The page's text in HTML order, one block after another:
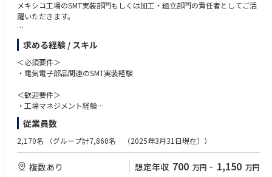
製造業において、EMSの存在価値は年々高まっており、今後も拡大が見込
まれている成長市場です。
弊社においても、海外EMS事業は重要戦略に置かれており、モノづくりの
最前線でご活躍いただきます。
●ローカルと一緒に仕事をすることができる
日本では経験できないようなローカルな環境で、現地スタッフとモノづく
りに関わるやりがいを感じることができます。
●若いうちから海外で挑戦できる
若いうちから海外工場で就業することができ、将来的には経営を担うこと
もできるポジションです。
国内工場・海外工場にて基板実装の知識・経験を積んでいただき、まずは
製造現場管理ができるようになっていただきます。
将来的には工場長や現地法人の社長等、経営を担うこともできるポジショ
メキシコ⼯場のSMT実装部⾨もしくは加⼯・組⽴部⾨の責任者としてご活
躍いただきます。
【主な業務内容】
●SMT実装部門あるいは組立・加工部門の製造全般管理
●工場全体の生産性向上／業務効率化への取り組み／品質向上に向けた改
善活動への取り組み
●⼯場⻑と共に⼯場全体の運営、補佐
●取引先対応
【OJTトレーニング】
ご入社後は、国内工場(高松工場もしくは松山工場)でのOJTトレーニング
を予定しております。
研修期間は1ヶ月～3カ月程度です。ご本人のスキル・ご経験・習熟度によ
り研修期間は異なります。
求める経験 / スキル
＜必須要件＞
・電気電子部品関連のSMT実装経験
＜歓迎要件＞
・工場マネジメント経験
・海外勤務(長期出張もしくは駐在)のご経験
・英語や現地語(スペイン語)のスキル
・赴任先のルールや文化を理解して適応、順応していく力を持っている方
・海外に長期赴任が可能な方
従業員数
2,170名 （グループ計7,860名 （2025年3月31日現在））
複数あり 想定年収 700 万円 ~ 1,150 万円